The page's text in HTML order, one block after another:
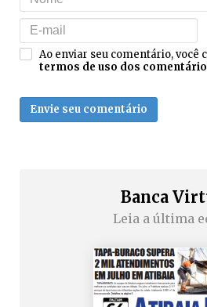
Ao enviar seu comentário, você
termos de uso dos
Envie seu comentário
Banca
Leia a última